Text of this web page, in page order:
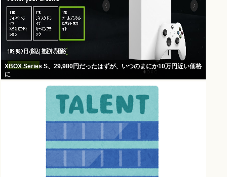
XBOX Series S、29,980円だったはずが、いつのまにか10万円近い価格
に